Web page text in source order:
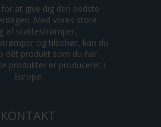
at give dig den bedste
Med vores store
af støttestrømper,
og tilbehør, kan du
dét produkt som du har
produkter er produceret i
Europa!
KONTAKT